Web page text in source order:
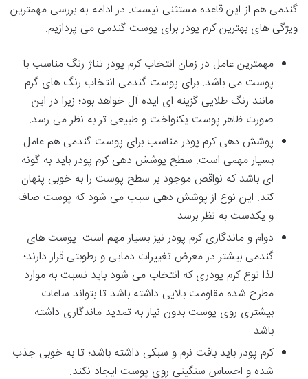
گندمی هم از این قاعده مستثنی نیست. در ادامه به بررسی مهمترین
ویژگی های بهترین کرم پودر برای پوست گندمی می پردازیم.
مهمترین عامل در زمان انتخاب کرم پودر تناژ رنگ مناسب با
پوست می باشد. برای پوست گندمی انتخاب رنگ های گرم
مانند رنگ طلایی گزینه ای ایده آل خواهد بود؛ زیرا در این
صورت ظاهر پوست یکنواخت و طبیعی تر به نظر می رسد.
پوشش دهی کرم پودر مناسب برای پوست گندمی هم عامل
بسیار مهمی است. سطح پوشش دهی کرم پودر باید به گونه
ای باشد که نواقص موجود بر سطح پوست را به خوبی پنهان
کند. این نوع از پوشش دهی سبب می شود که پوست صاف
و یکدست به نظر برسد.
دوام و ماندگاری کرم پودر نیز بسیار مهم است. پوست های
گندمی بیشتر در معرض تغییرات دمایی و رطوبتی قرار دارند؛
لذا نوع کرم پودری که انتخاب می شود باید نسبت به موارد
مطرح شده مقاومت بالایی داشته باشد تا بتواند ساعات
بیشتری روی پوست بدون نیاز به تمدید ماندگاری داشته
باشد.
کرم پودر باید بافت نرم و سبکی داشته باشد؛ تا به خوبی جذب
شده و احساس سنگینی روی پوست ایجاد نکند.